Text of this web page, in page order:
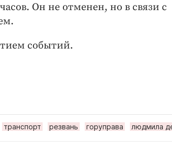
Он не отменен, но в связи с
событий.
транспорт резвань горуправа людмила